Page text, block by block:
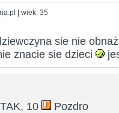
| wiek: 35
sie nie
znacie sie dzieci
10 Pozdro